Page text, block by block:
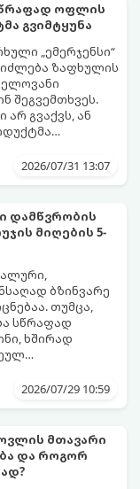
ოფლის
გვიმტყუნა
„ემერჯენსი“
ზაფხულის
შეგვემთხვეს.
გვაქვს, ან
გაჩნდა,
ბაქტერიები,
ამ
და კანის
ხერხი,
კაფესა
სულ
2026/07/31 13:07
დამწვრობის
მიღების 5-
ბზინვარე
თუმცა,
სწრაფად
ხშირად
პიგმენტი,
მიიღოთ
რუჯი
გარეშე.
2026/07/29 10:59
მთავარი
და როგორ